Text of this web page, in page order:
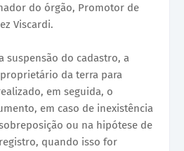
do órgão, Promotor de
Viscardi.
suspensão do cadastro, a
da terra para
em seguida, o
em caso de inexistência
ou na hipótese de
quando isso for